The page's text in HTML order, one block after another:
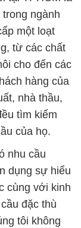
ngành
một loạt
từ các chất
cho đến các
hàng của
nhà thầu,
tìm kiếm
của họ.
nhu cầu
dụng sự hiểu
cùng với kinh
đặc thù
tôi không